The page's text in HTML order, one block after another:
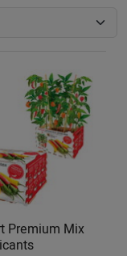
Premium Mix